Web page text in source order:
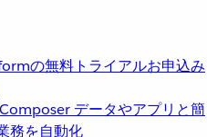
の無料トライアルお申込み
データやアプリと簡
務を自動化